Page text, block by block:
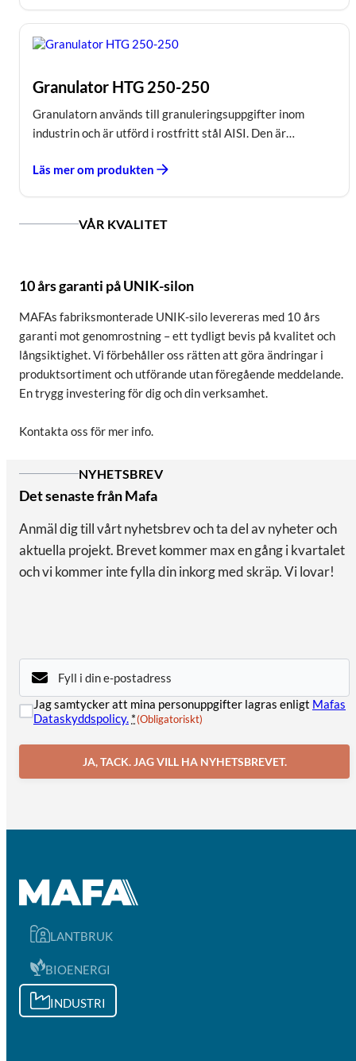
Granulator HTG 250-250
Granulatorn används till granuleringsuppgifter inom
industrin och är utförd i rostfritt stål AISI. Den är…
Läs mer om produkten
VÅR KVALITET
10 års garanti på UNIK-silon
MAFAs fabriksmonterade UNIK-silo levereras med 10 års
garanti mot genomrostning – ett tydligt bevis på kvalitet och
långsiktighet. Vi förbehåller oss rätten att göra ändringar i
produktsortiment och utförande utan föregående meddelande.
En trygg investering för dig och din verksamhet.
Kontakta oss för mer info.
NYHETSBREV
Det senaste från Mafa
Anmäl dig till vårt nyhetsbrev och ta del av nyheter och
aktuella projekt. Brevet kommer max en gång i kvartalet
och vi kommer inte fylla din inkorg med skräp. Vi lovar!
E-
post(Obligatoriskt)
Samtycke(Obligatoriskt)
Jag samtycker att mina personuppgifter lagras enligt Mafas
Dataskyddspolicy. *(Obligatoriskt)
JA, TACK. JAG VILL HA NYHETSBREVET.
LANTBRUK
BIOENERGI
INDUSTRI